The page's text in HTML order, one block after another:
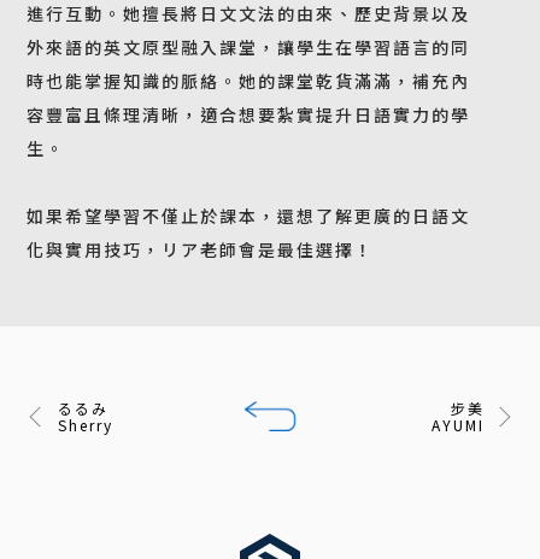
進行互動。她擅長將日文文法的由來、歷史背景以及
外來語的英文原型融入課堂，讓學生在學習語言的同
時也能掌握知識的脈絡。她的課堂乾貨滿滿，補充內
容豐富且條理清晰，適合想要紮實提升日語實力的學
生。
如果希望學習不僅止於課本，還想了解更廣的日語文
化與實用技巧，リア老師會是最佳選擇！
るるみ
Sherry
步美
AYUMI